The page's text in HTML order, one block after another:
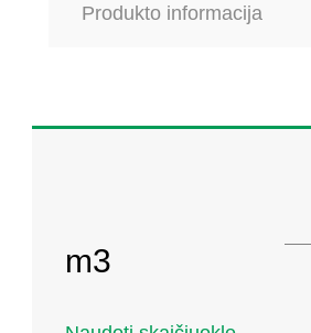
Produkto informacija
m3